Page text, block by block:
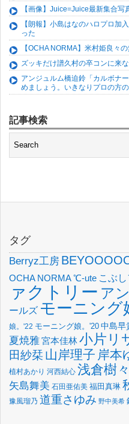
【画像】Juice=Juice最新
【朗報】小島はなのハロプロ加
った
【OCHA NORMA】米村姫良々
ズッキだけ譜久村の卒コンに来
アンジュルム橋迫鈴「カルボナ
めましょう。いきなりプロの方
記事検索
タグ
Berryz工房
OCHA NORMA℃-ute こぶ
ァクトリー ア
ールズ モーニング
娘。'22 モーニング娘。'20 中島早
夏焼雅宮本佳林小片リ
田紗栞 山岸理子 岸本
植村あかり 河西結心 浅倉樹々
矢島舞美 石田亜佑美 福田真琳
豫風瑠乃 道重さゆみ 野中美希